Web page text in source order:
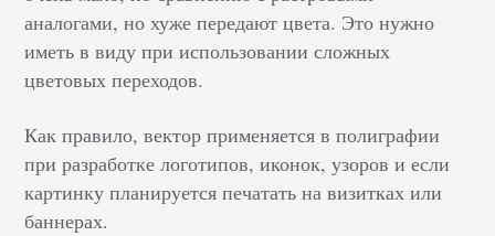
аналогами, но хуже передают цвета. Это нужно
иметь в виду при использовании сложных
цветовых переходов.
Как правило, вектор применяется в полиграфии
при разработке логотипов, иконок, узоров и если
картинку планируется печатать на визитках или
баннерах.